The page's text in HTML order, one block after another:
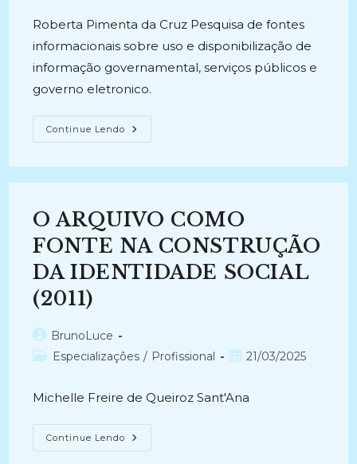
Roberta Pimenta da Cruz Pesquisa de fontes
informacionais sobre uso e disponibilização de
informação governamental, serviços públicos e
governo eletronico.
Continue Lendo INFORMAÇÃO,
GOVERNO
SOCIAL
GOVERNAMENTAL
NO
BRASIL:
Infra-
Estrutura
Informacional
O ARQUIVO COMO
FONTE NA CONSTRUÇÃO
DA IDENTIDADE SOCIAL
(2011)
Autor
do
BrunoLuce
Categoria
Especializações / Profissional
Post21/03/2025
Michelle Freire de Queiroz Sant'Ana
Continue Lendo O
ARQUIVO